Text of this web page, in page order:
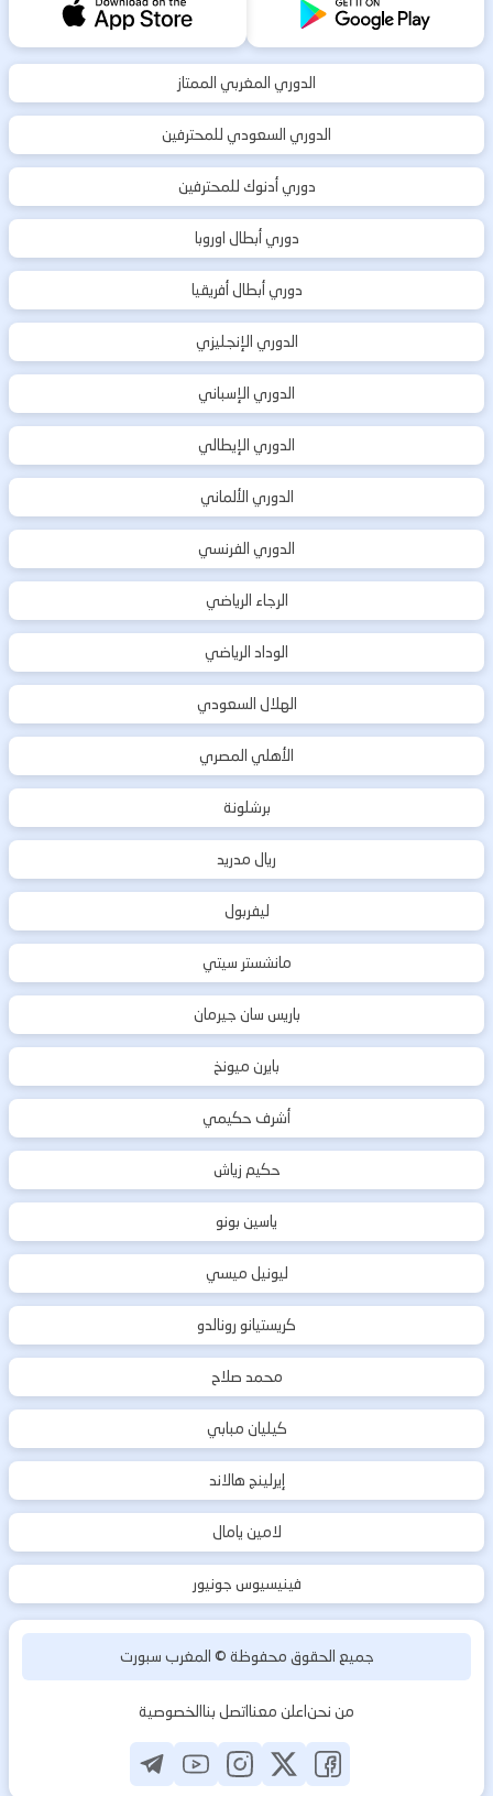
الدوري المغربي الممتاز
الدوري السعودي للمحترفين
دوري أدنوك للمحترفين
دوري أبطال اوروبا
دوري أبطال أفريقيا
الدوري الإنجليزي
الدوري الإسباني
الدوري الإيطالي
الدوري الألماني
الدوري الفرنسي
الرجاء الرياضي
الوداد الرياضي
الهلال السعودي
الأهلي المصري
برشلونة
ريال مدريد
ليفربول
مانشستر سيتي
باريس سان جيرمان
بايرن ميونخ
أشرف حكيمي
حكيم زياش
ياسين بونو
ليونيل ميسي
كريستيانو رونالدو
محمد صلاح
كيليان مبابي
إيرلينج هالاند
لامين يامال
فينيسيوس جونيور
جميع الحقوق محفوظة ©المغرب سبورت
من نحناعلن معنااتصل بناالخصوصية